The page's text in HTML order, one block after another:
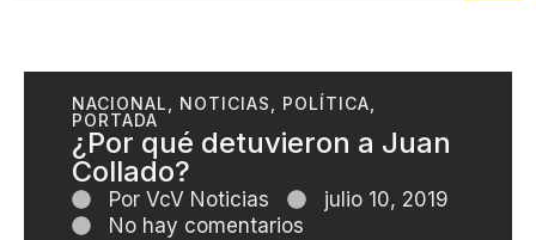
NACIONAL, NOTICIAS, POLÍTICA,
PORTADA
¿Por qué detuvieron a Juan
Collado?
Por VcV Noticias
julio 10, 2019
No hay comentarios